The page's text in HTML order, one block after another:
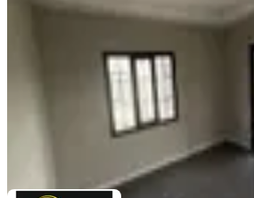
3+1·850 m²·30.05.2026
7.500.000 ₺
MİRAY EMLAK GAYRİMENKUL